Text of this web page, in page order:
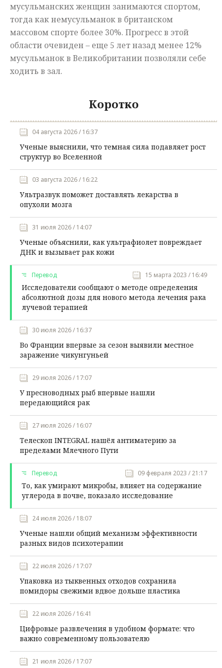
мусульманских женщин занимаются спортом,
тогда как немусульманок в британском
массовом спорте более 30%. Прогресс в этой
области очевиден – еще 5 лет назад менее 12%
мусульманок в Великобритании позволяли себе
ходить в зал.
Коротко
04 августа 2026 / 16:37
Ученые выяснили, что темная сила подавляет рост
структур во Вселенной
03 августа 2026 / 16:22
Ультразвук поможет доставлять лекарства в
опухоли мозга
31 июля 2026 / 14:07
Ученые объяснили, как ультрафиолет повреждает
ДНК и вызывает рак кожи
Перевод 15 марта 2023 / 16:49
Исследователи сообщают о методе определения
абсолютной дозы для нового метода лечения рака
лучевой терапией
30 июля 2026 / 16:37
Во Франции впервые за сезон выявили местное
заражение чикунгуньей
29 июля 2026 / 17:07
У пресноводных рыб впервые нашли
передающийся рак
27 июля 2026 / 16:07
Телескоп INTEGRAL нашёл антиматерию за
пределами Млечного Пути
Перевод 09 февраля 2023 / 21:17
То, как умирают микробы, влияет на содержание
углерода в почве, показало исследование
24 июля 2026 / 18:07
Ученые нашли общий механизм эффективности
разных видов психотерапии
22 июля 2026 / 17:07
Упаковка из тыквенных отходов сохранила
помидоры свежими вдвое дольше пластика
22 июля 2026 / 16:41
Цифровые развлечения в удобном формате: что
важно современному пользователю
21 июля 2026 / 17:07